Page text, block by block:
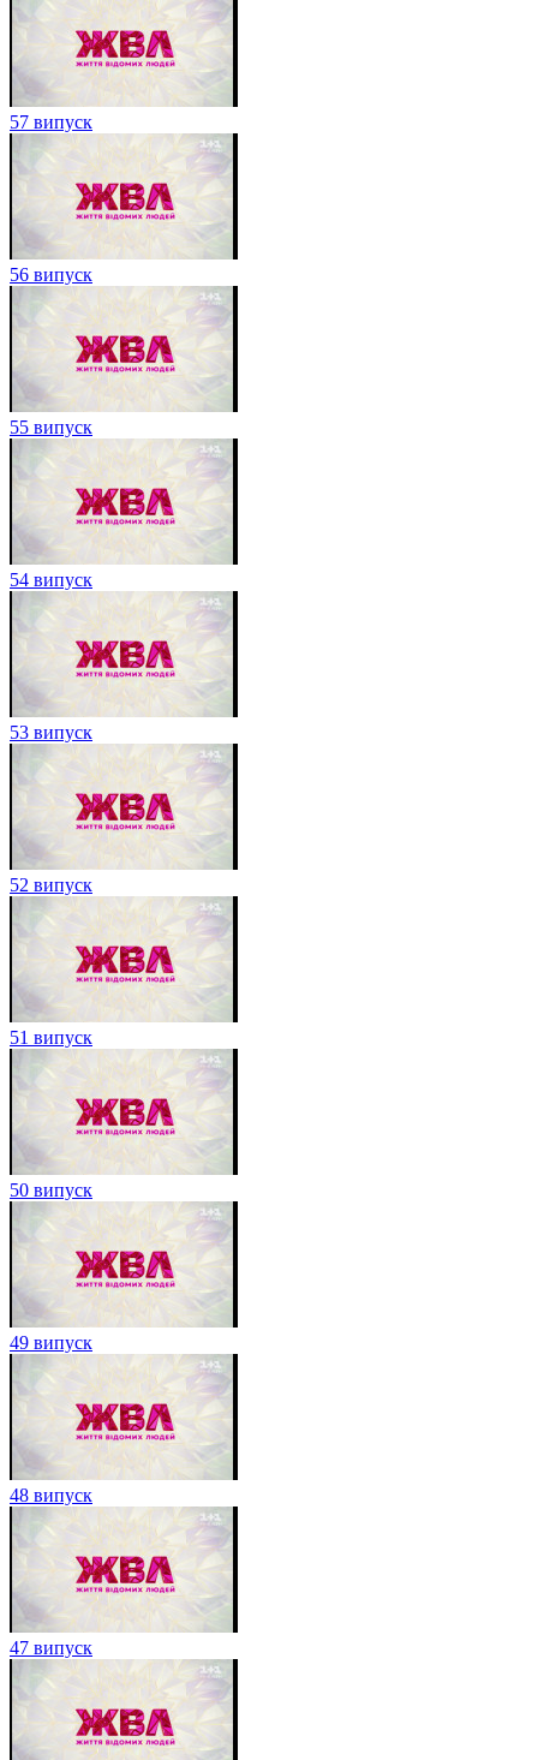
57 випуск
56 випуск
55 випуск
54 випуск
53 випуск
52 випуск
51 випуск
50 випуск
49 випуск
48 випуск
47 випуск